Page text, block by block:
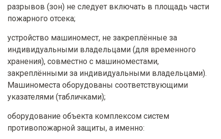
разрывов (зон) не следует включать в площадь части
пожарного отсека;
устройство машиномест, не закреплённые за
индивидуальными владельцами (для временного
хранения), совместно с машиноместами,
закреплёнными за индивидуальными владельцами).
Машиноместа оборудованы соответствующими
указателями (табличками);
оборудование объекта комплексом систем
противопожарной защиты, а именно: